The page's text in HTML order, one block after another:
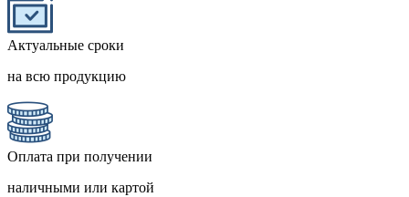
Актуальные сроки
на всю продукцию
Оплата при получении
наличными или картой